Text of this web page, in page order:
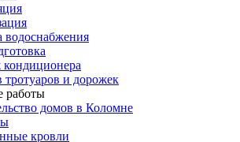
водоснабжения
тротуаров и дорожек
работы
домов в Коломне
кровли